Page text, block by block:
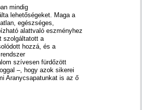
mindig
lehetőségeket. Maga a
egészséges,
alattvaló eszményhez
szolgáltatott a
hozzá, és a
szívesen fürdőzött
–, hogy azok sikerei
Aranycsapatunkat is az ő